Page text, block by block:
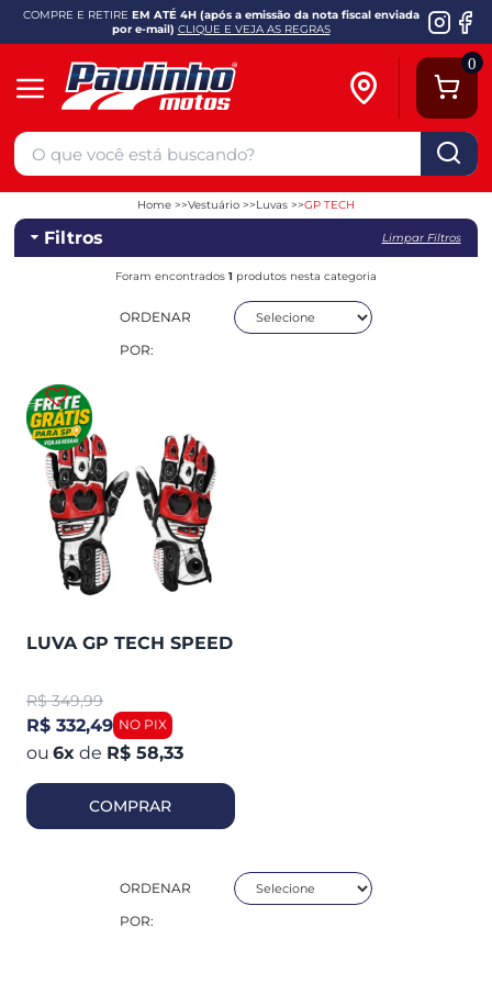
COMPRE E RETIRE EM ATÉ 4H (após a emissão da nota fiscal enviada
por e-mail) CLIQUE E VEJA AS REGRAS
0
Home Vestuário Luvas GP TECH
Filtros Limpar Filtros
Foram encontrados 1 produtos nesta categoria
ORDENAR
POR:
LUVA GP TECH SPEED
R$ 349,99
R$ 332,49
6x de R$ 58,33
COMPRAR
ORDENAR
POR: